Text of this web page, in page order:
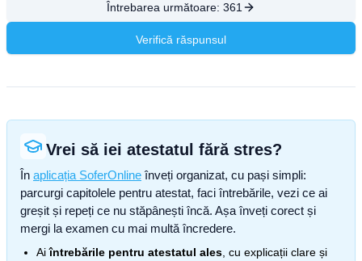
Întrebarea următoare: 361
Verifică răspunsul
Vrei să iei atestatul fără stres?
În aplicația SoferOnline înveți organizat, cu pași simpli:
parcurgi capitolele pentru atestat, faci întrebările, vezi ce ai
greșit și repeți ce nu stăpânești încă. Așa înveți corect și
mergi la examen cu mai multă încredere.
Aiîntrebările pentru atestatul ales , cu explicații clare și